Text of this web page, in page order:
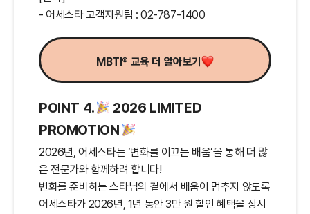
- 어세스타 고객지원팀 : 02-787-1400
MBTI® 교육 더 알아보기
POINT 4.
2026 LIMITED
PROMOTION
2026년, 어세스타는 ‘변화를 이끄는 배움’을 통해 더 많
은 전문가와 함께하려 합니다!
변화를 준비하는 스타님의 곁에서 배움이 멈추지 않도록
어세스타가 2026년, 1년 동안 3만 원 할인 혜택을 상시